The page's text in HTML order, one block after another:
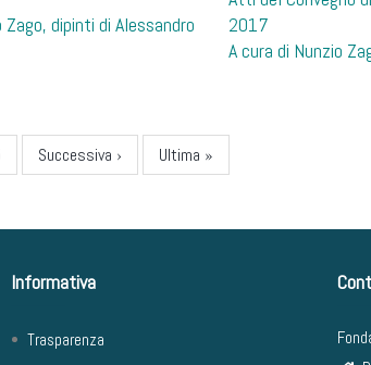
dipinti di Alessandro
2017
A cura di Nunzio
Next
page
Successiva ›
Last
page
Ultima »
Informativa
Trasparenza